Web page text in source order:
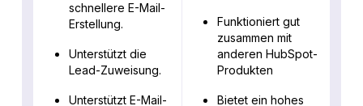
schnellere E-Mail-
Erstellung.
Unterstützt die
Lead-Zuweisung.
Unterstützt E-Mail-
Funktioniert gut
zusammen mit
anderen HubSpot-
Produkten
Bietet ein hohes